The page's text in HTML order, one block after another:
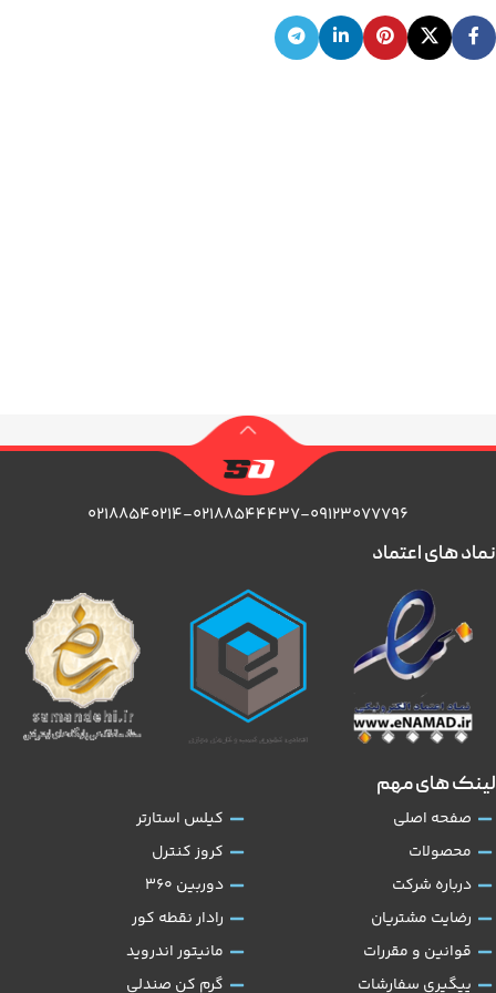
۰۲۱۸۸۵۴۰۲۱۴-۰۲۱۸۸۵۴۴۴۳۷-۰۹۱۲۳۰۷۷۷۹۶
لینک های مهم
صفحه اصلی
محصولات
درباره شرکت
رضایت مشتریان
قوانین و مقررات
پیگیری سفارشات
کیلس استارتر
کروز کنترل
دوربین 360
رادار نقطه کور
مانیتور اندروید
گرم کن صندلی
نماد های اعتماد